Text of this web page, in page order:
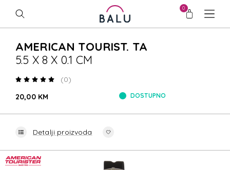
0
AMERICAN TOURIST. TA
5.5 X 8 X 0.1 CM
(0)
20,00 KM
DOSTUPNO
Detalji proizvoda